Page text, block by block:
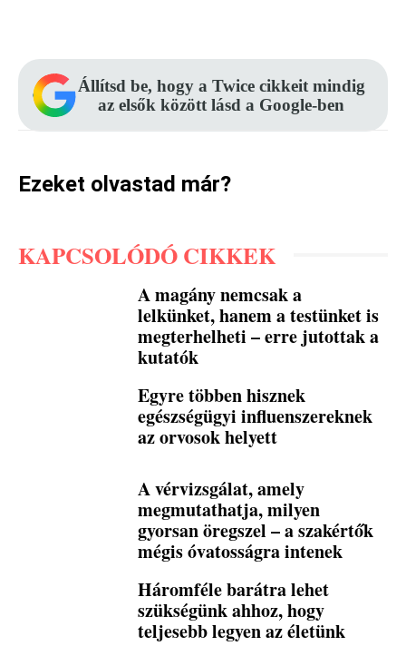
Állítsd be, hogy a Twice cikkeit mindig
az elsők között lásd a Google-ben
Ezeket olvastad már?
KAPCSOLÓDÓ CIKKEK
A magány nemcsak a
lelkünket, hanem a testünket is
megterhelheti – erre jutottak a
kutatók
Egyre többen hisznek
egészségügyi influenszereknek
az orvosok helyett
A vérvizsgálat, amely
megmutathatja, milyen
gyorsan öregszel – a szakértők
mégis óvatosságra intenek
Háromféle barátra lehet
szükségünk ahhoz, hogy
teljesebb legyen az életünk